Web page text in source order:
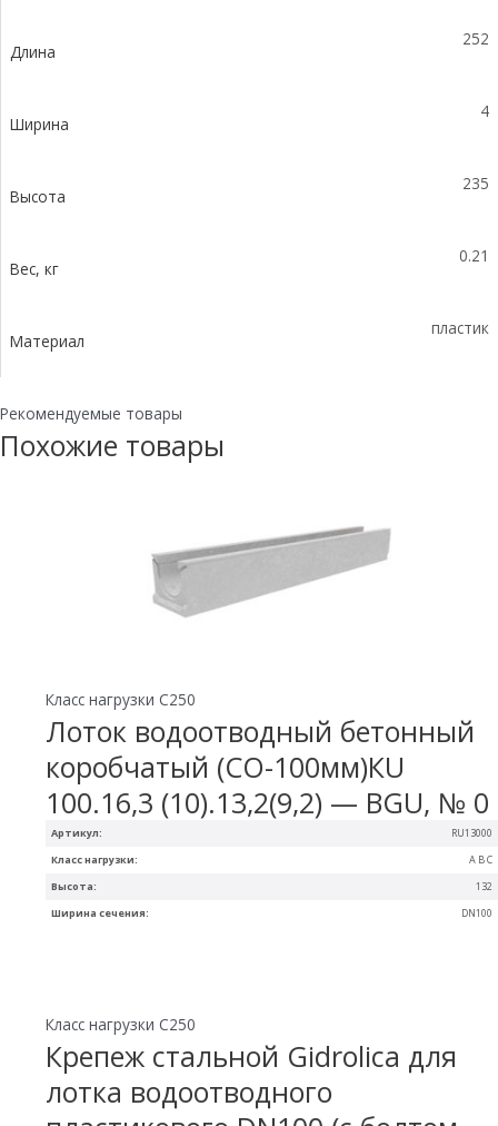
Длина
252
Ширина
4
Высота
235
Вес, кг
0.21
Материал
пластик
Рекомендуемые товары
Похожие товары
Артикул: RU13000
Ширина сечения: DN100
Высота: 132
Класс нагрузки: A B C
Класс нагрузки C250
Лоток водоотводный бетонный
коробчатый (СО-100мм)КU
100.16,3 (10).13,2(9,2) — BGU, № 0
Класс нагрузки C250
Крепеж стальной Gidrolica для
лотка водоотводного